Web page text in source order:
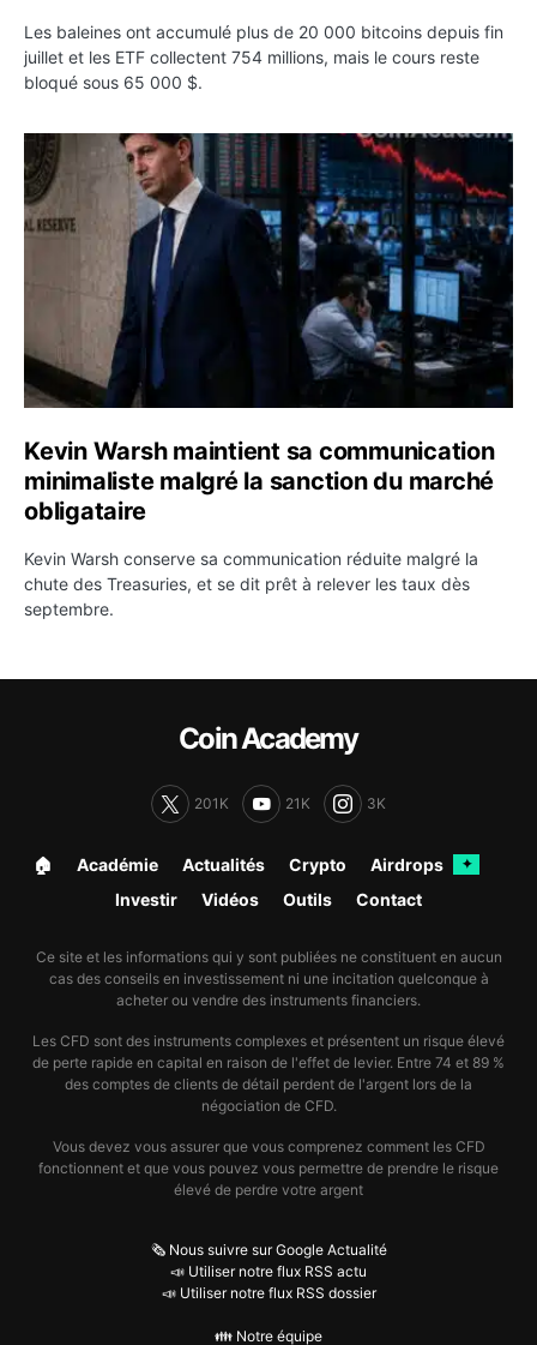
Les baleines ont accumulé plus de 20 000 bitcoins depuis fin
juillet et les ETF collectent 754 millions, mais le cours reste
bloqué sous 65 000 $.
Kevin Warsh maintient sa communication minimaliste
Kevin Warsh maintient sa communication
minimaliste malgré la sanction du marché
obligataire
Kevin Warsh conserve sa communication réduite malgré la
chute des Treasuries, et se dit prêt à relever les taux dès
septembre.
Coin Academy
201K 21K 3K
🏠︎ Académie Actualités Crypto Airdrops ✦
Investir Vidéos Outils Contact
Ce site et les informations qui y sont publiées ne constituent en aucun
cas des conseils en investissement ni une incitation quelconque à
acheter ou vendre des instruments financiers.
Les CFD sont des instruments complexes et présentent un risque élevé
de perte rapide en capital en raison de l'effet de levier. Entre 74 et 89 %
des comptes de clients de détail perdent de l'argent lors de la
négociation de CFD.
Vous devez vous assurer que vous comprenez comment les CFD
fonctionnent et que vous pouvez vous permettre de prendre le risque
élevé de perdre votre argent
🗞️ Nous suivre sur Google Actualité
📣 Utiliser notre flux RSS actu
📣 Utiliser notre flux RSS dossier
👪 Notre équipe